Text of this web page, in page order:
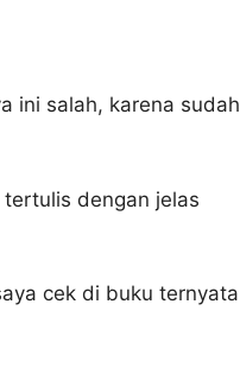
ini salah, karena sudah
dengan jelas
cek di buku ternyata